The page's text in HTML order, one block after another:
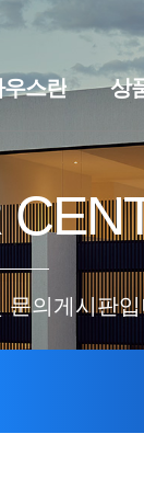
스란
스란
상
세
문의게시판